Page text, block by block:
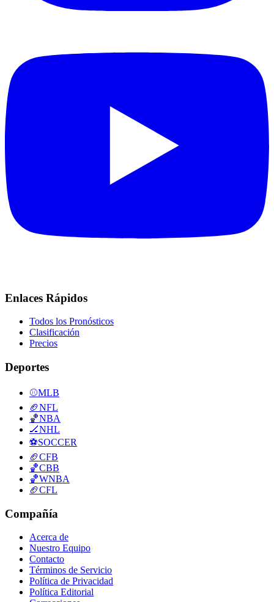
Enlaces Rápidos
Todos los Pronósticos
Clasificación
Precios
Deportes
⚾MLB
🏈NFL
🏀NBA
🏒NHL
⚽SOCCER
🏈CFB
🏀CBB
🏀WNBA
🏈CFL
Compañía
Acerca de
Nuestro Equipo
Contacto
Términos de Servicio
Política de Privacidad
Política Editorial